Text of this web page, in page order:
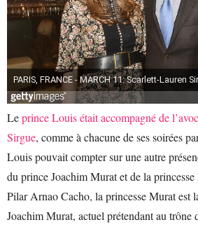
Leprince Louis était accompagné de
Sirgue, comme à chacune de ses soirées
Louis pouvait compter sur une autre
du prince Joachim Murat et de la
Pilar Arnao Cacho, la princesse Murat est
Joachim Murat, actuel prétendant au trône